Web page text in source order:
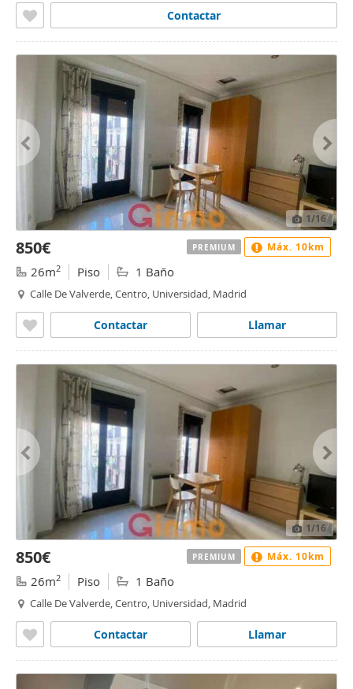
Contactar
1/16
850€
26m2 Piso 1 Baño
Calle De Valverde, Centro, Universidad, Madrid
Llamar
Contactar
PREMIUM Máx. 10km
1/16
850€
26m2 Piso 1 Baño
Calle De Valverde, Centro, Universidad, Madrid
Llamar
Contactar
PREMIUM Máx. 10km